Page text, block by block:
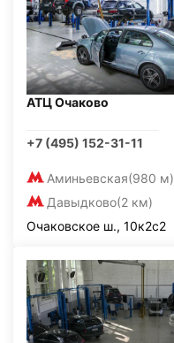
АТЦ Очаково
+7 (495) 152-31-11
Аминьевская(980 м)
Давыдково(2 км)
Очаковское ш., 10к2с2